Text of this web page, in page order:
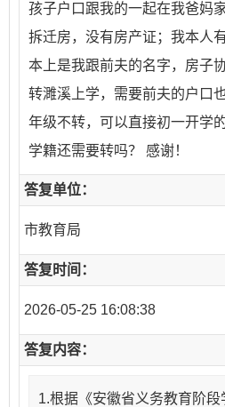
孩子户口跟我的一起在我爸妈
拆迁房，没有房产证；我本人
本上是我跟前夫的名字，房子
转濉溪上学，需要前夫的户口
年级不转，可以直接初一开学
学籍还需要转吗？ 感谢！
答复单位：
市教育局
答复时间：
2026-05-25 16:08:38
答复内容：
1.根据《安徽省义务教育阶